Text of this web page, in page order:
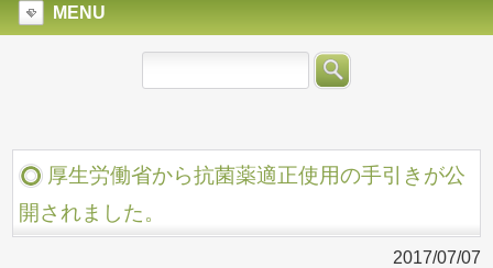
MENU
厚生労働省から抗菌薬適正使用の手引きが公
開されました。
2017/07/07